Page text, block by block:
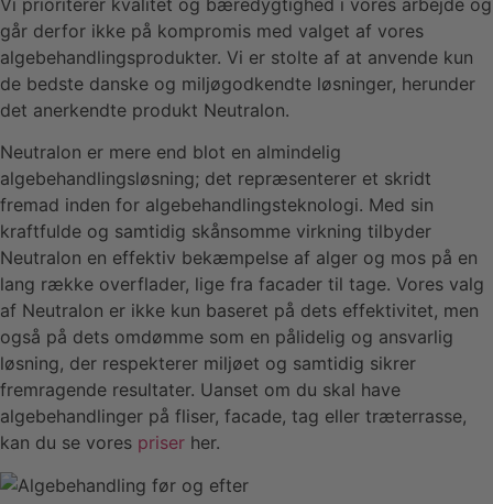
går derfor ikke på kompromis med valget af vores
algebehandlingsprodukter. Vi er stolte af at anvende kun
de bedste danske og miljøgodkendte løsninger, herunder
det anerkendte produkt Neutralon.
Neutralon er mere end blot en almindelig
algebehandlingsløsning; det repræsenterer et skridt
fremad inden for algebehandlingsteknologi. Med sin
kraftfulde og samtidig skånsomme virkning tilbyder
Neutralon en effektiv bekæmpelse af alger og mos på en
lang række overflader, lige fra facader til tage. Vores valg
af Neutralon er ikke kun baseret på dets effektivitet, men
også på dets omdømme som en pålidelig og ansvarlig
løsning, der respekterer miljøet og samtidig sikrer
fremragende resultater. Uanset om du skal have
algebehandlinger på fliser, facade, tag eller træterrasse,
kan du se vores priser her.